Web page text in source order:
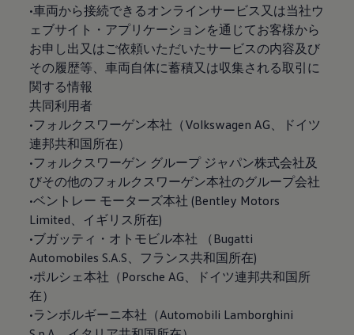
•車両から接続できるオンラインサービス又は当社ウ
ェブサイト・アプリケーションを通じてお客様から
お申し出又はご依頼いただいたサービスの内容及び
その履歴等、車両自体に蓄積又は収集される取引に
関する情報
共同利用者
•フォルクスワーゲン本社（Volkswagen AG、ドイツ
連邦共和国所在）
•フォルクスワーゲン グループ ジャパン株式会社及
びその他のフォルクスワーゲン本社のグループ会社
•ベントレー モーターズ本社 (Bentley Motors
Limited、イギリス所在)
•ブガッティ・オトモビル本社 （Bugatti
Automobiles S.A.S、フランス共和国所在)
•ポルシェ本社（Porsche AG、ドイツ連邦共和国所
在）
•ランボルギーニ本社（Automobili Lamborghini